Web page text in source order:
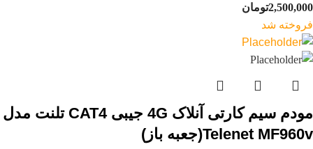
2,500,000تومان
فروخته شد
مودم سیم کارتی آنلاک 4G جیبی CAT4 تلنت مدل
Telenet MF960v(جعبه باز)